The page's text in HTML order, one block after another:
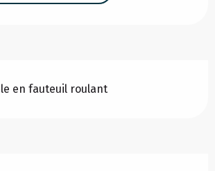
en fauteuil roulant